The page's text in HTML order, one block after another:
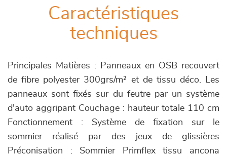
Caractéristiques
techniques
Principales Matières : Panneaux en OSB recouvert
de fibre polyester 300grs/m² et de tissu déco. Les
panneaux sont fixés sur du feutre par un système
d'auto aggripant Couchage : hauteur totale 110 cm
Fonctionnement : Système de fixation sur le
sommier réalisé par des jeux de glissières
Préconisation : Sommier Primflex tissu ancona